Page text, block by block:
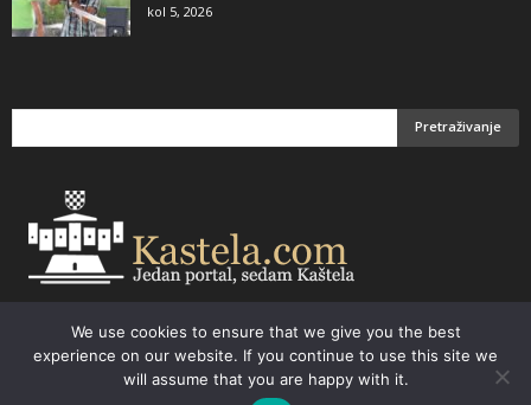
kol 5, 2026
kastela@kastela.com Tel: +385 21 232-437 Izrada web stranica,
prodaja informatičke opreme. Vaš izbor –
Parchy Computers
We use cookies to ensure that we give you the best
experience on our website. If you continue to use this site we
will assume that you are happy with it.